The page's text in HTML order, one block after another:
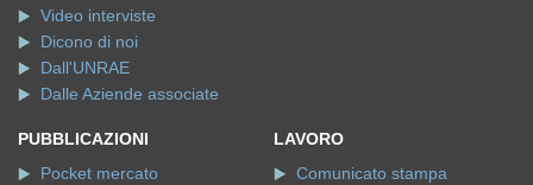
Video interviste
Dicono di noi
Dall'UNRAE
Dalle Aziende associate
PUBBLICAZIONI
Pocket mercato
LAVORO
Comunicato stampa